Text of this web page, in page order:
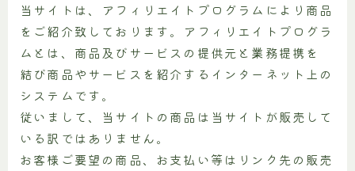
当サイトは、アフィリエイトプログラムにより商品
をご紹介致しております。アフィリエイトプログラ
ムとは、商品及びサービスの提供元と業務提携を
結び商品やサービスを紹介するインターネット上の
システムです。
従いまして、当サイトの商品は当サイトが販売して
いる訳ではありません。
お客様ご要望の商品、お支払い等はリンク先の販売